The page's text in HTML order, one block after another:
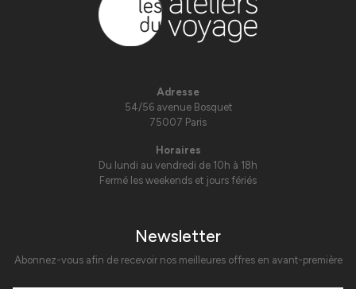
Adresse
54/56 avenue Bosquet
75007 Paris
Horaires
Du lundi au vendredi de 10h à 18h
Fermé les weekends et jours fériés
Newsletter
Abonnez-vous afin de recevoir nos meilleures offres en avant-première